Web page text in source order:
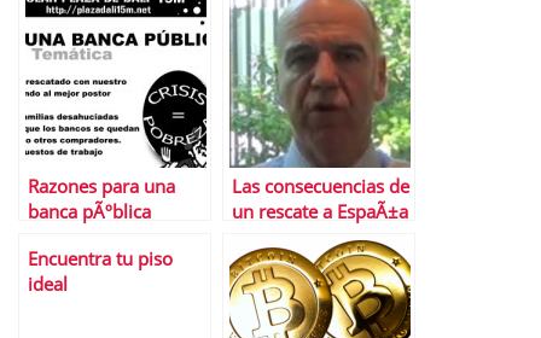
Razones para una
banca pÃºblica
Las consecuencias de
un rescate a EspaÃ±a
Encuentra tu piso
ideal